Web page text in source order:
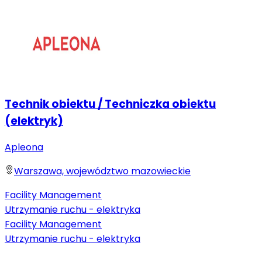
Technik obiektu / Techniczka obiektu
(elektryk)
Apleona
Warszawa, województwo mazowieckie
Facility Management
Utrzymanie ruchu - elektryka
Facility Management
Utrzymanie ruchu - elektryka